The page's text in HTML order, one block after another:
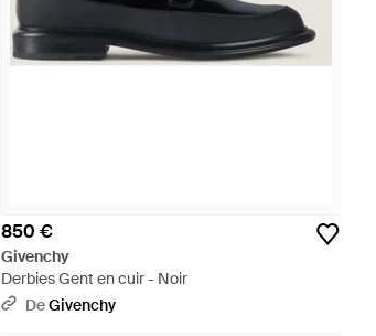
850 €
Givenchy
Derbies Gent en cuir - Noir
DeGivenchy